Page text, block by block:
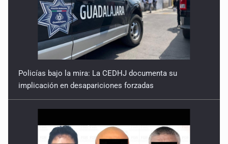
Policías bajo la mira: La CEDHJ documenta su
implicación en desapariciones forzadas